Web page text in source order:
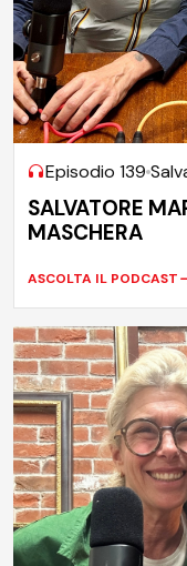
Episodio 139
SALVATORE
MASCHERA
ASCOLTA IL PODCAST